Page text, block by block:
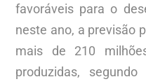
favoráveis para o
neste ano, a previsão
mais de 210
produzidas,